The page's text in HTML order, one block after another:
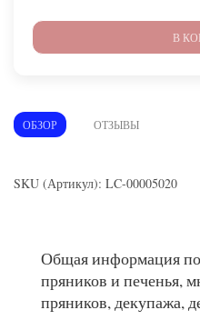
В
ОБЗОР ОТЗЫВЫ
SKU (Артикул): LC-00005020
Общая информация
пряников и печенья,
пряников, декупажа,